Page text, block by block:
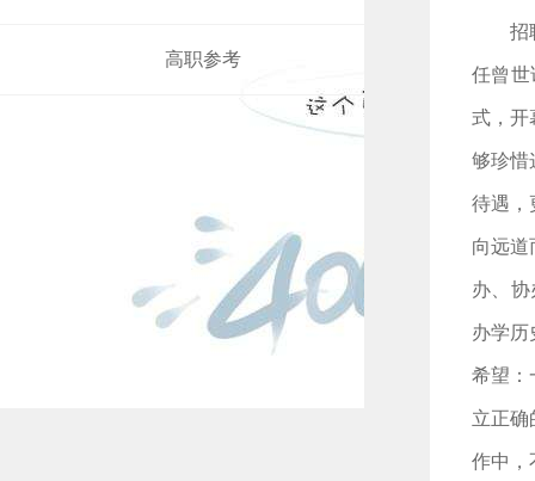
高职参考
招
任曾世
式，开
够珍惜
待遇，
向远道
办、
办学历
希望：
立正确
作中，